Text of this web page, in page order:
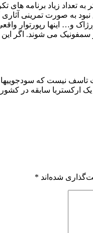
تعداد زیاد برنامه
به صورت تمرینی
و… اینها رپورتوار
می شوند. اگر
تاسف نیست که
یک ارکستربا سابقه در
شده‌اند *